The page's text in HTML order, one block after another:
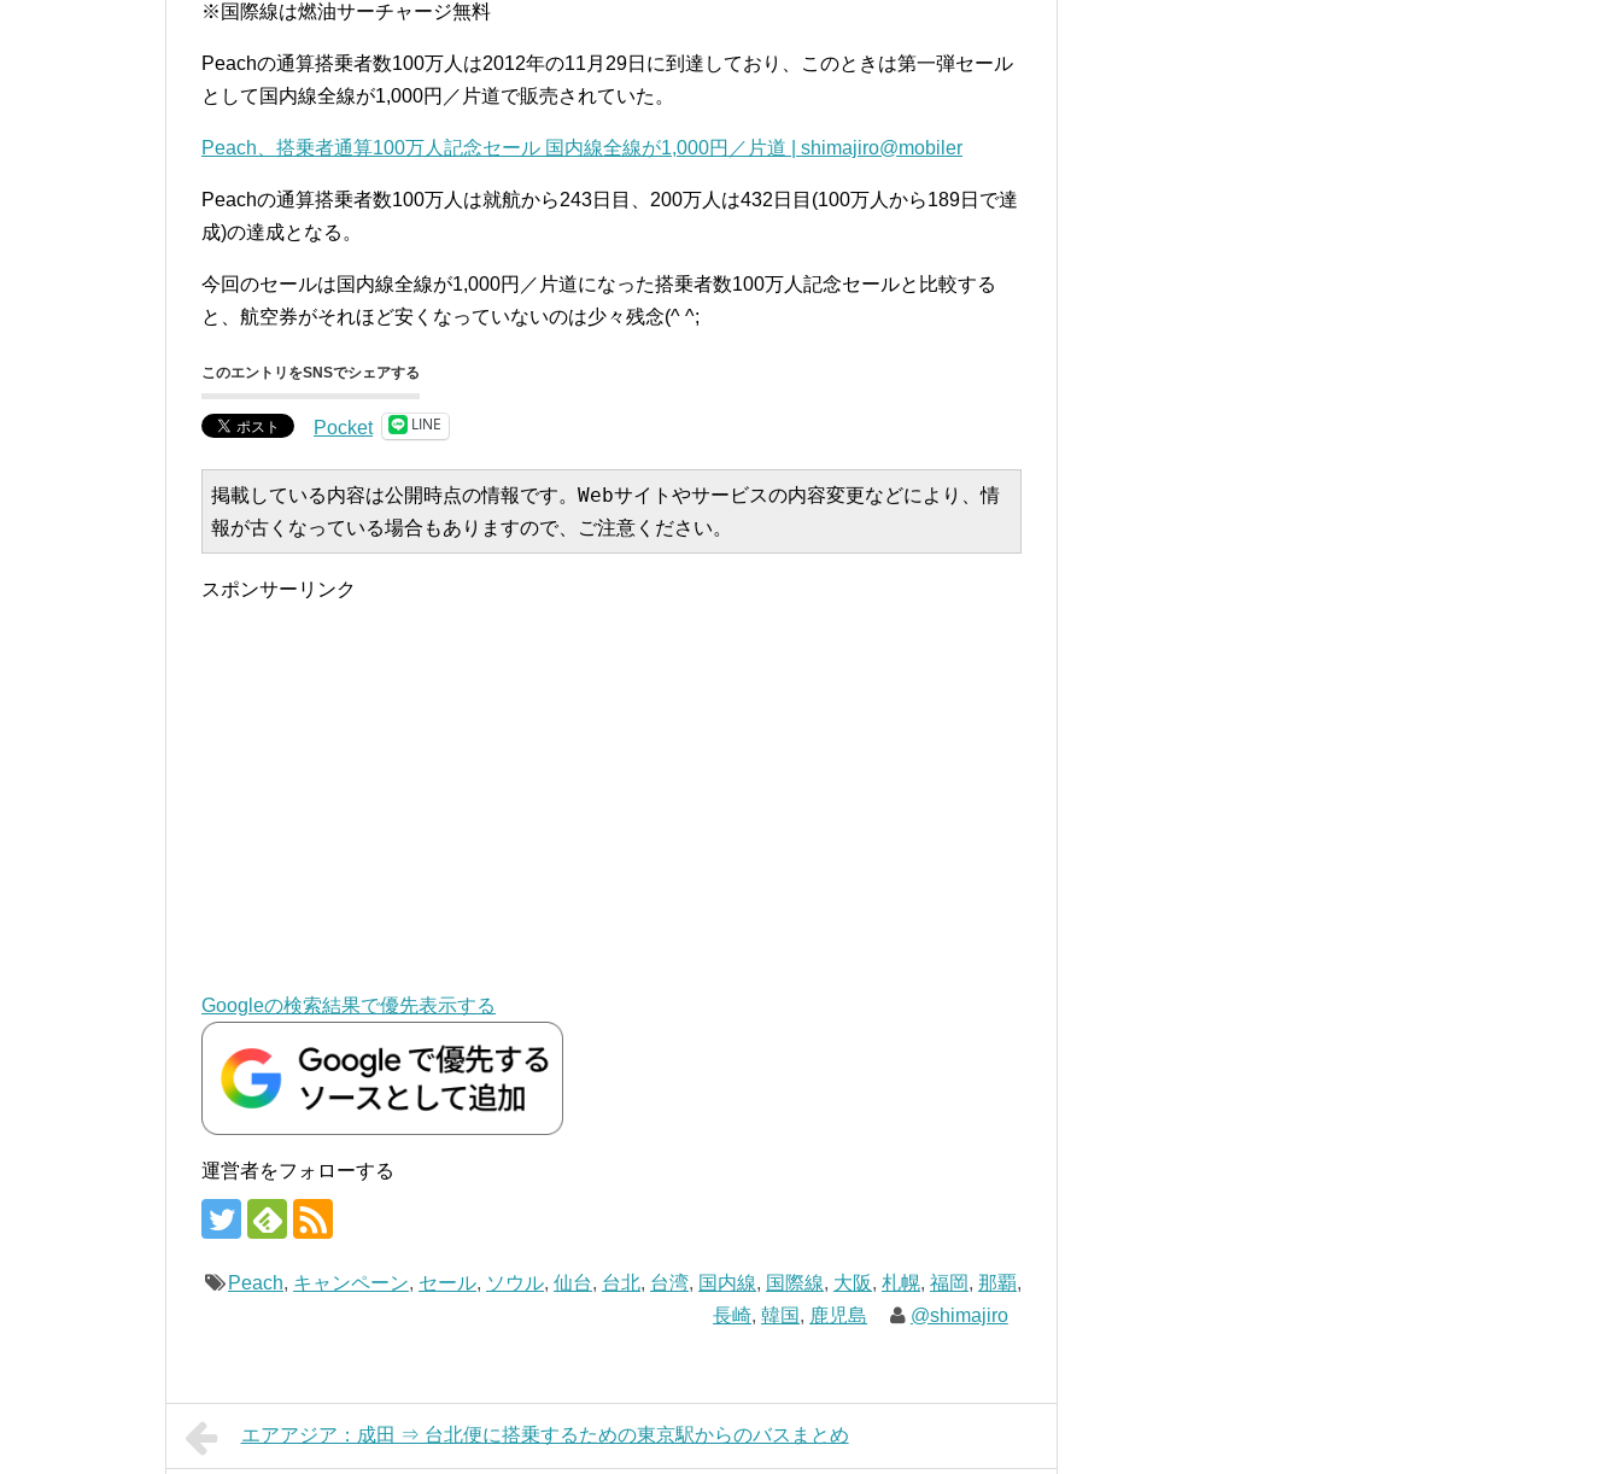
※国際線は燃油サーチャージ無料
Peachの通算搭乗者数100万人は2012年の11月29日に到達しており、このときは第一弾セール
として国内線全線が1,000円／片道で販売されていた。
Peach、搭乗者通算100万人記念セール 国内線全線が1,000円／片道 | shimajiro@mobiler
Peachの通算搭乗者数100万人は就航から243日目、200万人は432日目(100万人から189日で達
成)の達成となる。
今回のセールは国内線全線が1,000円／片道になった搭乗者数100万人記念セールと比較する
と、航空券がそれほど安くなっていないのは少々残念(^ ^;
このエントリをSNSでシェアする
Pocket LINE
掲載している内容は公開時点の情報です。Webサイトやサービスの内容変更などにより、情
報が古くなっている場合もありますので、ご注意ください。
スポンサーリンク
Googleの検索結果で優先表示する
運営者をフォローする
Peach, キャンペーン, セール, ソウル, 仙台, 台北, 台湾, 国内線, 国際線, 大阪, 札幌, 福岡, 那覇,
長崎,韓国 , 鹿児島 @shimajiro
エアアジア：成田 ⇒ 台北便に搭乗するための東京駅からのバスまとめ